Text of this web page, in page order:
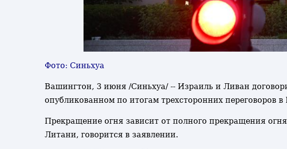
Фото: Синьхуа
Вашингтон, 3 июня /Синьхуа/ -- Израиль и Ливан
опубликованном по итогам трехсторонних переговоров
Прекращение огня зависит от полного прекращения
Литани, говорится в заявлении.